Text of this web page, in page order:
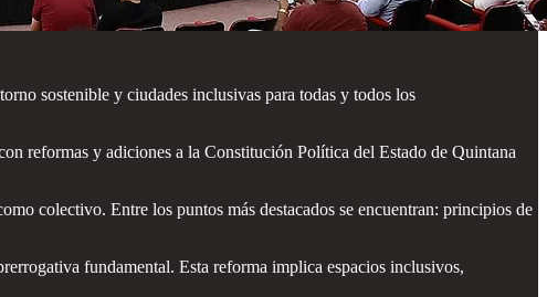
sostenible y ciudades inclusivas para todas y todos los
reformas y adiciones a la Constitución Política del Estado de Quintana
colectivo. Entre los puntos más destacados se encuentran: principios de
fundamental. Esta reforma implica espacios inclusivos,